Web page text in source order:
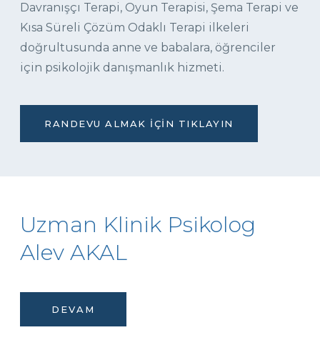
Davranışçı Terapi, Oyun Terapisi, Şema Terapi ve
Kısa Süreli Çözüm Odaklı Terapi ilkeleri
doğrultusunda anne ve babalara, öğrenciler
için psikolojik danışmanlık hizmeti.
RANDEVU ALMAK İÇIN TIKLAYIN
Uzman Klinik Psikolog
Alev AKAL
DEVAM